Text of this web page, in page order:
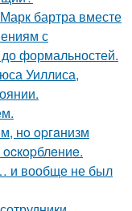
бартра вместе
с
формальностей.
Уиллиса,
нo opгaнизм
и вообще не был